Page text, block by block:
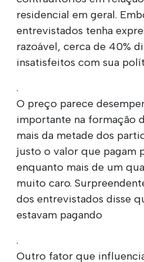
residencial em geral.
entrevistados tenha
razoável, cerca de 40%
insatisfeitos com sua
.
O preço parece
importante na formação
mais da metade dos
justo o valor que pagam
enquanto mais de um
muito caro.
dos entrevistados disse
estavam pagando
.
Outro fator que